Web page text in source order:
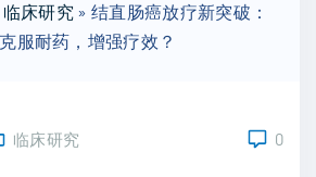
r
:
临床研究 »结直肠癌放疗新突破：
服耐药，增强疗效？
临床研究 0